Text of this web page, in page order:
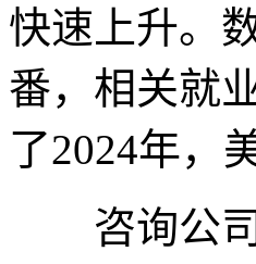
快速上升。
番，相关就
了2024年，
咨询公司